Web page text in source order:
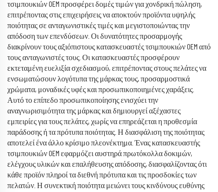
τσιμπουκιών OEM προσφέρει δομές τιμών για χονδρική πώληση,
επιτρέποντας στις επιχειρήσεις να αποκτούν προϊόντα υψηλής
ποιότητας σε ανταγωνιστικές τιμές και μεγιστοποιώντας την
απόδοση των επενδύσεων. Οι δυνατότητες προσαρμογής
διακρίνουν τους αξιόπιστους κατασκευαστές τσιμπουκιών OEM από
τους ανταγωνιστές τους. Οι κατασκευαστές προσφέρουν
εκτεταμένη ευελιξία σχεδιασμού, επιτρέποντας στους πελάτες να
ενσωματώσουν λογότυπα της μάρκας τους, προσαρμοστικά
χρώματα, μοναδικές υφές και προσωπικοποιημένες χαράξεις.
Αυτό το επίπεδο προσωπικοποίησης ενισχύει την
αναγνωρισιμότητα της μάρκας και δημιουργεί αξέχαστες
εμπειρίες για τους πελάτες, χωρίς να επηρεάζεται η προθεσμία
παράδοσης ή τα πρότυπα ποιότητας. Η διασφάλιση της ποιότητας
αποτελεί ένα άλλο κρίσιμο πλεονέκτημα. Ένας κατασκευαστής
τσιμπουκιών OEM εφαρμόζει αυστηρά πρωτόκολλα δοκιμών,
ελέγχους υλικών και επαλήθευσης απόδοσης, διασφαλίζοντας ότι
κάθε προϊόν πληροί τα διεθνή πρότυπα και τις προσδοκίες των
πελατών. Η συνεκτική ποιότητα μειώνει τους κινδύνους ευθύνης